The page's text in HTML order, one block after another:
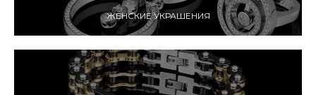
ЖЕНСКИЕ УКРАШЕНИЯ